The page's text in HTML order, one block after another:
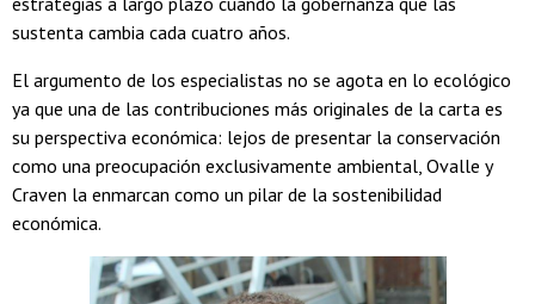
sustenta cambia cada cuatro años.
El argumento de los especialistas no se agota en lo ecológico
ya que una de las contribuciones más originales de la carta es
su perspectiva económica: lejos de presentar la conservación
como una preocupación exclusivamente ambiental, Ovalle y
Craven la enmarcan como un pilar de la sostenibilidad
económica.